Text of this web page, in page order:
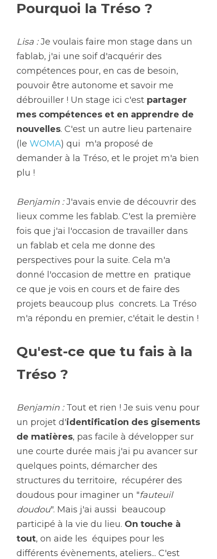
Pourquoi la Tréso ?
Lisa : Je voulais faire mon stage dans un
fablab, j'ai une soif d'acquérir des
compétences pour, en cas de besoin,
pouvoir être autonome et savoir me
débrouiller ! Un stage ici c'est partager
mes compétences et en apprendre de
nouvelles. C'est un autre lieu partenaire
(le WOMA) qui  m'a proposé de
demander à la Tréso, et le projet m'a bien
plu !
Benjamin : J'avais envie de découvrir des
lieux comme les fablab. C'est la première
fois que j'ai l'occasion de travailler dans
un fablab et cela me donne des
perspectives pour la suite. Cela m'a
donné l'occasion de mettre en  pratique
ce que je vois en cours et de faire des
projets beaucoup plus  concrets. La Tréso
m'a répondu en premier, c'était le destin !
Qu'est-ce que tu fais à la
Tréso ?
Benjamin : Tout et rien ! Je suis venu pour
un projet d'identification des gisements
de matières, pas facile à développer sur
une courte durée mais j'ai pu avancer sur
quelques points, démarcher des
structures du territoire,  récupérer des
doudous pour imaginer un "fauteuil
doudou". Mais j'ai aussi  beaucoup
participé à la vie du lieu. On touche à
tout, on aide les  équipes pour les
différents évènements, ateliers... C'est